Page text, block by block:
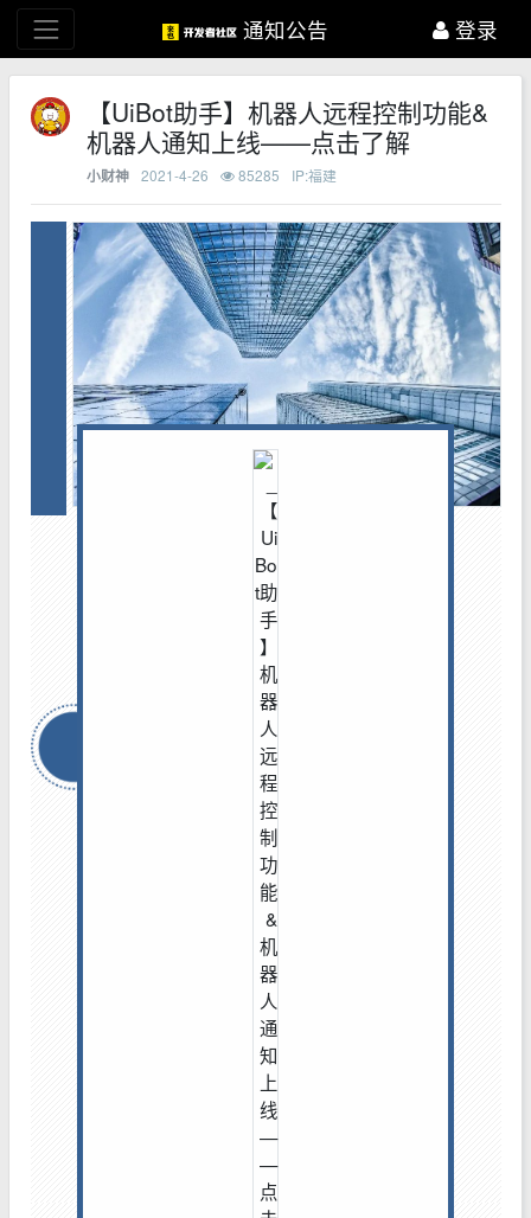
通知公告 登录
【UiBot助手】机器人远程控制功能&
机器人通知上线——点击了解
小财神 2021-4-26 85285 IP:福建